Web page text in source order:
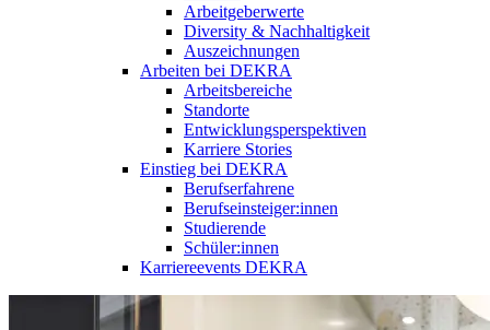
Arbeitgeberwerte
Diversity & Nachhaltigkeit
Auszeichnungen
Arbeiten bei DEKRA
Arbeitsbereiche
Standorte
Entwicklungsperspektiven
Karriere Stories
Einstieg bei DEKRA
Berufserfahrene
Berufseinsteiger:innen
Studierende
Schüler:innen
Karriereevents DEKRA